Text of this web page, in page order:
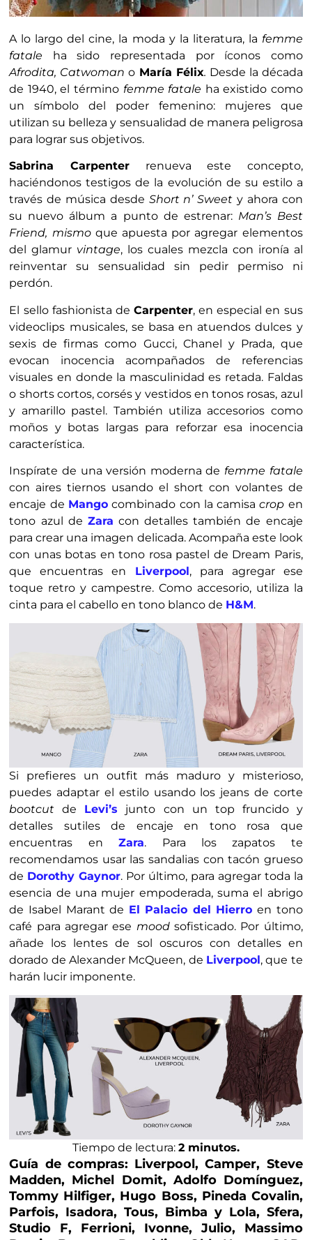
Tiempo de lectura: 2 minutos.
A lo largo del cine, la moda y la literatura, la femme
fatale ha sido representada por íconos como
Afrodita, Catwomano María Félix. Desde la década
de 1940, el término femme fatale ha existido como
un símbolo del poder femenino: mujeres que
utilizan su belleza y sensualidad de manera peligrosa
para lograr sus objetivos.
Sabrina Carpenterrenueva este concepto,
haciéndonos testigos de la evolución de su estilo a
través de música desde Short n’ Sweet y ahora con
su nuevo álbum a punto de estrenar: Man’s Best
Friend, mismo que apuesta por agregar elementos
del glamur vintage, los cuales mezcla con ironía al
reinventar su sensualidad sin pedir permiso ni
perdón.
El sello fashionista de Carpenter, en especial en sus
videoclips musicales, se basa en atuendos dulces y
sexis de firmas como Gucci, Chanel y Prada, que
evocan inocencia acompañados de referencias
visuales en donde la masculinidad es retada. Faldas
o shorts cortos, corsés y vestidos en tonos rosas, azul
y amarillo pastel. También utiliza accesorios como
moños y botas largas para reforzar esa inocencia
característica.
Inspírate de una versión moderna de femme fatale
con aires tiernos usando el short con volantes de
encaje de Mangocombinado con la camisacrop en
tono azul de Zara con detalles también de encaje
para crear una imagen delicada. Acompaña este look
con unas botas en tono rosa pastel de Dream Paris,
que encuentras en Liverpool, para agregar ese
toque retro y campestre. Como accesorio, utiliza la
cinta para el cabello en tono blanco de H&M.
Si prefieres un outfit más maduro y misterioso,
puedes adaptar el estilo usando los jeans de corte
bootcut de Levi’s junto con un top fruncido y
detalles sutiles de encaje en tono rosa que
encuentras enZara. Para los zapatos te
recomendamos usar las sandalias con tacón grueso
de Dorothy Gaynor. Por último, para agregar toda la
esencia de una mujer empoderada, suma el abrigo
de Isabel Marant de El Palacio del Hierro en tono
café para agregar ese mood sofisticado. Por último,
añade los lentes de sol oscuros con detalles en
dorado de Alexander McQueen, de Liverpool, que te
harán lucir imponente.
Guía de compras: Liverpool, Camper, Steve
Madden, Michel Domit, Adolfo Domínguez,
Tommy Hilfiger, Hugo Boss, Pineda Covalin,
Parfois, Isadora, Tous, Bimba y Lola, Sfera,
Studio F, Ferrioni, Ivonne, Julio, Massimo